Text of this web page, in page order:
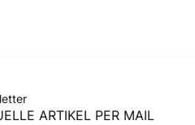
ARTIKEL PER MAIL